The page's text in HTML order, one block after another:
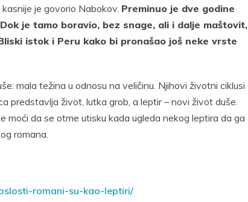
je govorio Nabokov. Preminuo je dve godine
je tamo boravio, bez snage, ali i dalje maštovit,
istok i Peru kako bi pronašao još neke vrste
mala težina u odnosu na veličinu. Njihovi životni ciklusi
predstavlja život, lutka grob, a leptir – novi život duše.
da se otme utisku kada ugleda nekog leptira da ga
romana.
romani-su-kao-leptiri/